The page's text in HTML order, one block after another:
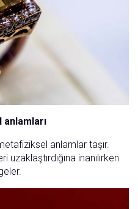
anlamlar taşır.
inanılırken